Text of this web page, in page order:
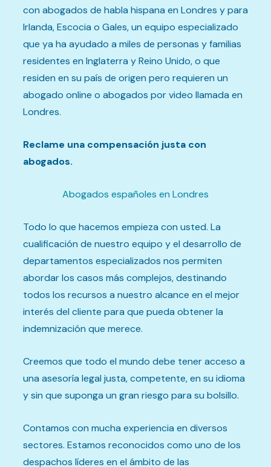
con abogados de habla hispana en Londres y para
Irlanda, Escocia o Gales, un equipo especializado
que ya ha ayudado a miles de personas y familias
residentes en Inglaterra y Reino Unido, o que
residen en su país de origen pero requieren un
abogado online o abogados por video llamada en
Londres.
Reclame una compensación justa con
abogados.
Abogados españoles en Londres
Todo lo que hacemos empieza con usted. La
cualificación de nuestro equipo y el desarrollo de
departamentos especializados nos permiten
abordar los casos más complejos, destinando
todos los recursos a nuestro alcance en el mejor
interés del cliente para que pueda obtener la
indemnización que merece.
Creemos que todo el mundo debe tener acceso a
una asesoría legal justa, competente, en su idioma
y sin que suponga un gran riesgo para su bolsillo.
Contamos con mucha experiencia en diversos
sectores. Estamos reconocidos como uno de los
despachos líderes en el ámbito de las